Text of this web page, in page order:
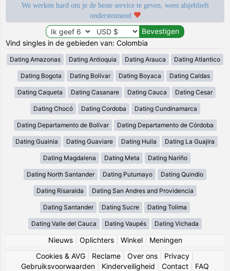
We werken hard om je de beste service te geven, wees alsjeblieft
ondersteunend
Vind singles in de gebieden van: Colombia
Dating Amazonas Dating Antioquia Dating Arauca Dating Atlantico
Dating Bogota Dating Bolívar Dating Boyaca Dating Caldas
Dating Caqueta Dating Casanare Dating Cauca Dating Cesar
Dating Chocó Dating Cordoba Dating Cundinamarca
Dating Departamento de Bolívar Dating Departamento de Córdoba
Dating Guainia Dating Guaviare Dating Huila Dating La Guajira
Dating Magdalena Dating Meta Dating Nariño
Dating North Santander Dating Putumayo Dating Quindio
Dating Risaralda Dating San Andres and Providencia
Dating Santander Dating Sucre Dating Tolima
Dating Valle del Cauca Dating Vaupés Dating Vichada
Nieuws| Oplichters| Winkel| Meningen
Cookies & AVG
Reclame Over ons Privacy
Gebruiksvoorwaarden
Kinderveiligheid Contact FAQ